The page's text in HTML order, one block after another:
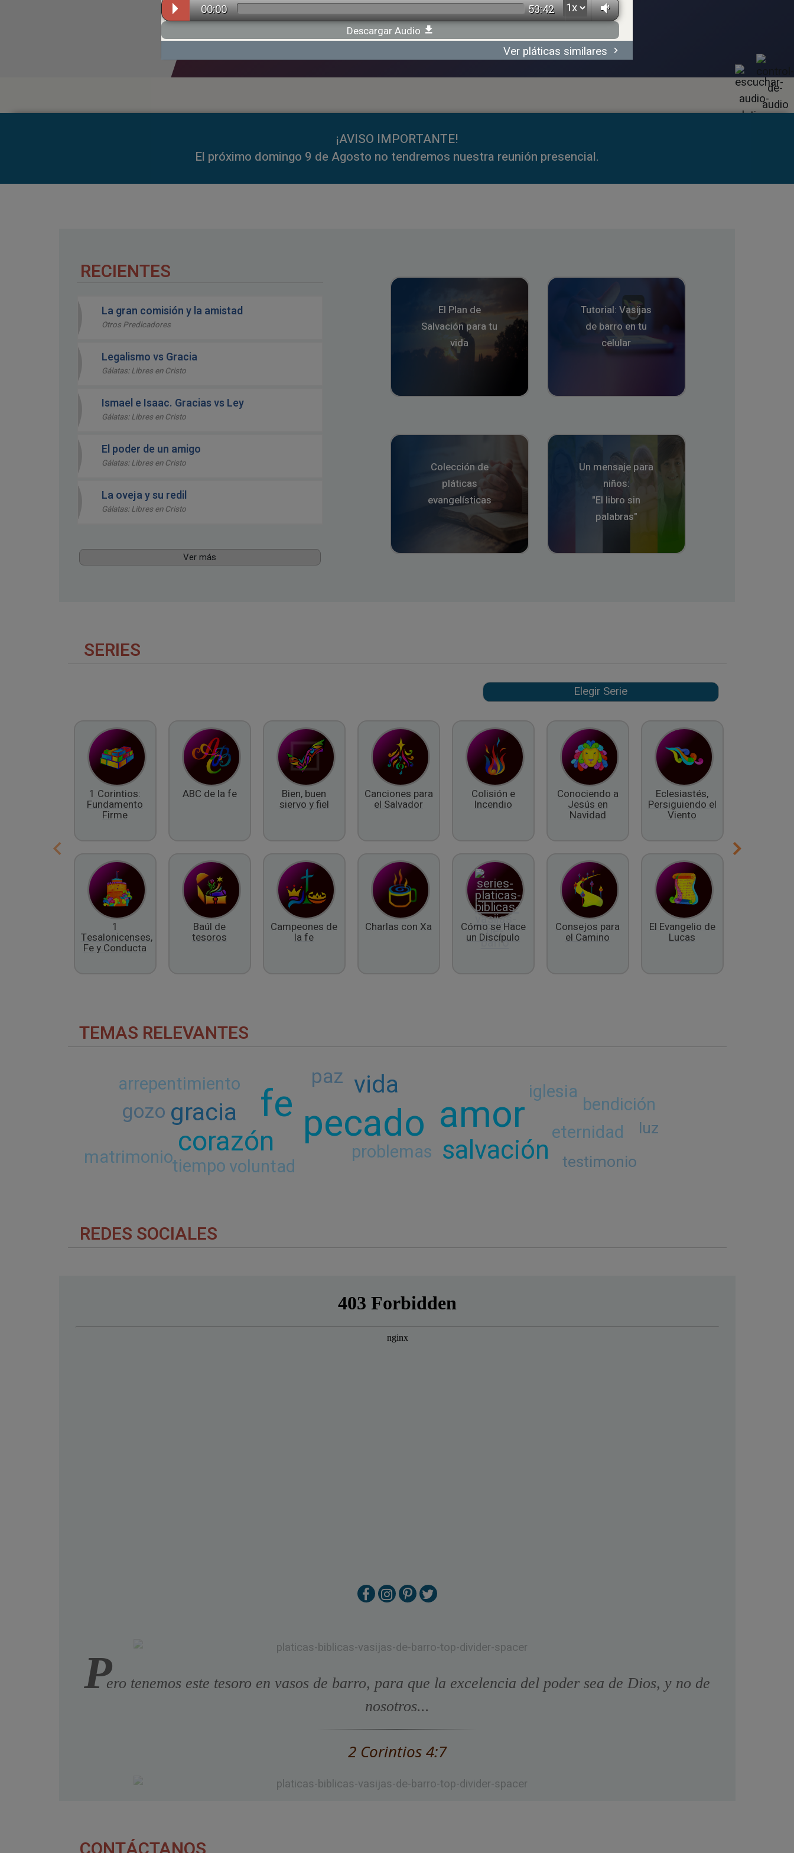
¡AVISO IMPORTANTE!
El próximo domingo 9 de Agosto no tendremos nuestra reunión presencial.
RECIENTES
La gran comisión y la amistad
Otros Predicadores
Legalismo vs Gracia
Gálatas: Libres en Cristo
Ismael e Isaac. Gracias vs Ley
Gálatas: Libres en Cristo
El poder de un amigo
Gálatas: Libres en Cristo
La oveja y su redil
Gálatas: Libres en Cristo
Ver más
El Plan de
Salvación para tu
vida
Tutorial: Vasijas
de barro en tu
celular
Colección de
pláticas
evangelísticas
Un mensaje para
niños:
"El libro sin
palabras"
SERIES
1 Corintios:
Fundamento
Firme
1
Tesalonicenses,
Fe y Conducta
ABC de la fe
Baúl de
tesoros
Bien, buen
siervo y fiel
Campeones de
la fe
Canciones para
el Salvador
Charlas con Xa
Colisión e
Incendio
Cómo se Hace
un Discípulo
Conociendo a
Jesús en
Navidad
Consejos para
el Camino
Eclesiastés,
Persiguiendo el
Viento
El Evangelio de
Lucas
TEMAS RELEVANTES
pecado amor
fe
corazón salvación
vida
gracia
paz
gozo
problemas
iglesia
eternidad
arrepentimiento
voluntad
matrimonio
bendición
tiempo
luz
testimonio
REDES SOCIALES
Pero tenemos este tesoro en vasos de barro, para que la excelencia del poder sea de Dios, y no de
nosotros...
2 Corintios 4:7
00:00 53:42
Descargar Audio
Ver pláticas similares